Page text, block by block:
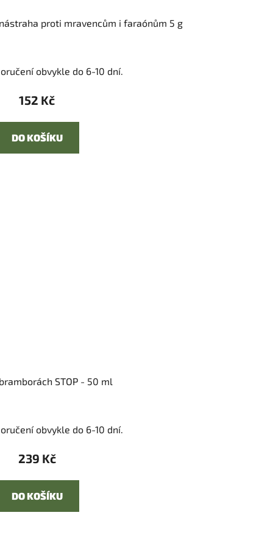
proti mravencům i faraónům 5 g
obvykle do 6-10 dní.
152 Kč
DO KOŠÍKU
STOP - 50 ml
obvykle do 6-10 dní.
239 Kč
DO KOŠÍKU